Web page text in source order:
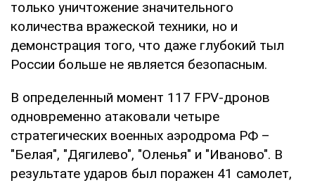
только уничтожение значительного
количества вражеской техники, но и
демонстрация того, что даже глубокий тыл
России больше не является безопасным.
В определенный момент 117 FPV-дронов
одновременно атаковали четыре
стратегических военных аэродрома РФ –
"Белая", "Дягилево", "Оленья" и "Иваново". В
результате ударов был поражен 41 самолет,